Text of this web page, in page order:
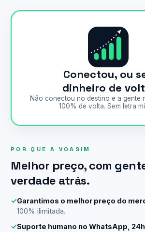
Conectou, ou
dinheiro de
Não conectou no destino e a gente
100% de volta. Sem letra
POR QUE A VOASIM
Melhor preço, com
verdade atrás.
✓Garantimos o melhor preço do
100% ilimitada.
✓Suporte humano no WhatsApp, 24h,